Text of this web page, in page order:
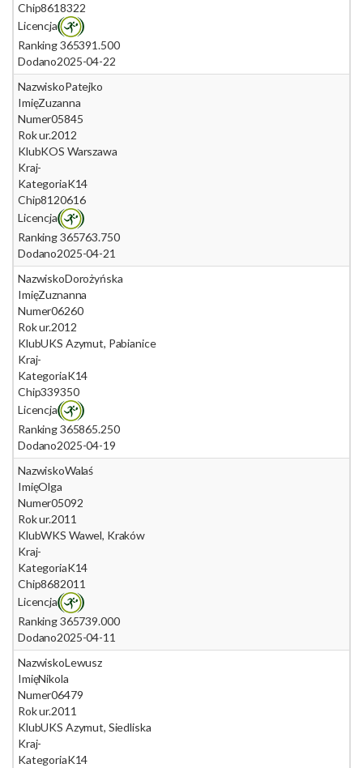
Chip8618322
Licencja
Ranking 365391.500
Dodano2025-04-22
NazwiskoPatejko
ImięZuzanna
Numer05845
Rok ur.2012
KlubKOS Warszawa
Kraj-
KategoriaK14
Chip8120616
Licencja
Ranking 365763.750
Dodano2025-04-21
NazwiskoDorożyńska
ImięZuznanna
Numer06260
Rok ur.2012
KlubUKS Azymut, Pabianice
Kraj-
KategoriaK14
Chip339350
Licencja
Ranking 365865.250
Dodano2025-04-19
NazwiskoWalaś
ImięOlga
Numer05092
Rok ur.2011
KlubWKS Wawel, Kraków
Kraj-
KategoriaK14
Chip8682011
Licencja
Ranking 365739.000
Dodano2025-04-11
NazwiskoLewusz
ImięNikola
Numer06479
Rok ur.2011
KlubUKS Azymut, Siedliska
Kraj-
KategoriaK14